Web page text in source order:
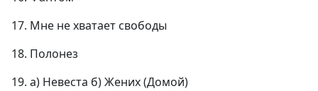
17. Мне не хватает свободы
18. Полонез
19. а) Невеста б) Жених (Домой)